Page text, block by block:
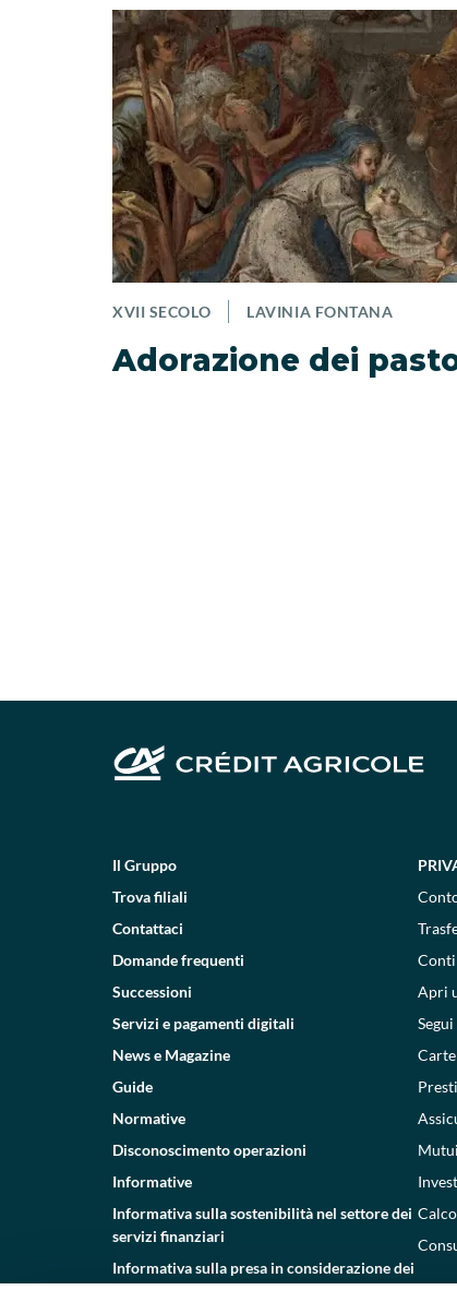
XVII SECOLO LAVINIA FONTANA
Adorazione dei
Il Gruppo
Trova filiali
Contattaci
Domande frequenti
Successioni
Servizi e pagamenti digitali
News e Magazine
Guide
Normative
Disconoscimento operazioni
Informative
Informativa sulla sostenibilità nel settore dei
servizi finanziari
Informativa sulla presa in considerazione dei
Conti
Apri
Carte
Mutui